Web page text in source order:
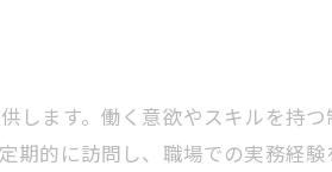
ます。働く意欲やスキルを持
的に訪問し、職場での実務経